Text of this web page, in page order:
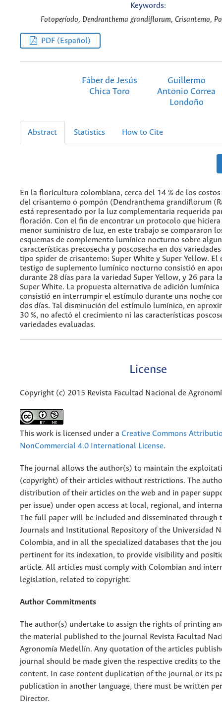
Keywords:
Fotoperíodo, Dendranthema grandiflorum, Crisantemo,
PDF (Español)
Fáber de Jesús
Chica Toro
Guillermo
Antonio Correa
Londoño
Abstract Statistics How to Cite
En la floricultura colombiana, cerca del 14 % de los
del crisantemo o pompón (Dendranthema grandiflorum
está representado por la luz complementaria requerida
floración. Con el fin de encontrar un protocolo que hiciera
menor suministro de luz, en este trabajo se compararon
esquemas de complemento lumínico nocturno sobre
características precosecha y poscosecha en dos
tipo spider de crisantemo: Super White y Super Yellow. El
testigo de suplemento lumínico nocturno consistió en
durante 28 días para la variedad Super Yellow, y 26 para
Super White. La propuesta alternativa de adición
consistió en interrumpir el estímulo durante una noche
dos días. Tal disminución del estímulo lumínico, en
30 %, no afectó el crecimiento ni las características
variedades evaluadas.
License
Copyright (c) 2015 Revista Facultad Nacional de
This work is licensed under a Creative Commons
NonCommercial 4.0 International License.
The journal allows the author(s) to maintain the
(copyright) of their articles without restrictions. The
distribution of their articles on the web and in paper
per issue) under open access at local, regional, and
The full paper will be included and disseminated through
Journals and Institutional Repository of the Universidad
Colombia, and in all the specialized databases that the
pertinent for its indexation, to provide visibility and
article. All articles must comply with Colombian and
legislation, related to copyright.
Author Commitments
The author(s) undertake to assign the rights of printing
the material published to the journal Revista Facultad
Agronomía Medellín. Any quotation of the articles
journal should be made given the respective credits to
content. In case content duplication of the journal or its
publication in another language, there must be written
Director.